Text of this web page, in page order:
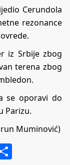
Cerundola
rezonance
iz Srbije zbog
terena zbog
se oporavi do
Parizu.
Muminović)